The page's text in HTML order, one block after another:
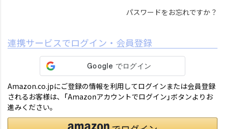
パスワードをお忘れですか？
連携サービスでログイン・会員登録
Amazon.co.jpにご登録の情報を利用してログインまたは会員登録
されるお客様は、「Amazonアカウントでログイン」ボタンよりお
進みください。